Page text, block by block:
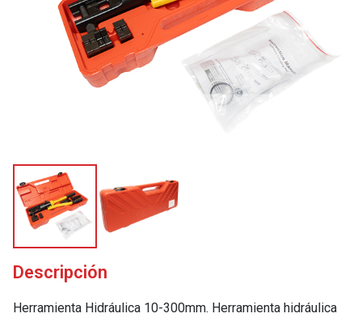
Descripción
Herramienta Hidráulica 10-300mm. Herramienta hidráulica